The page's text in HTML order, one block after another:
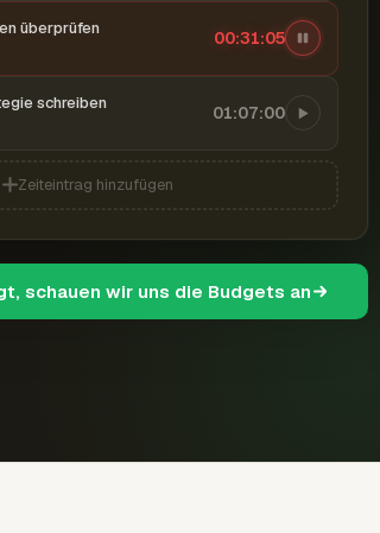
überprüfen 00:31:06
schreiben 01:07:00
Zeiteintrag hinzufügen
schauen wir uns die Budgets an